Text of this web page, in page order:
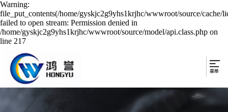
Warning:
file_put_contents(/home/gyskjc2g9yhs1krjhc/wwwroot/source/cache/
failed to open stream: Permission denied in
/home/gyskjc2g9yhs1krjhc/wwwroot/source/model/api.class.php on
line 217